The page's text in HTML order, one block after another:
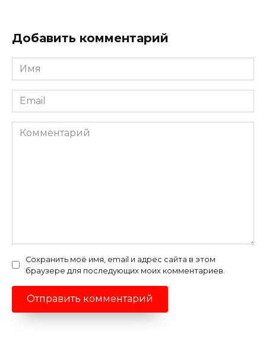
Добавить комментарий
Имя
*
Email
*
Комментарий
Сохранить моё имя, email и адрес сайта в этом
браузере для последующих моих комментариев.